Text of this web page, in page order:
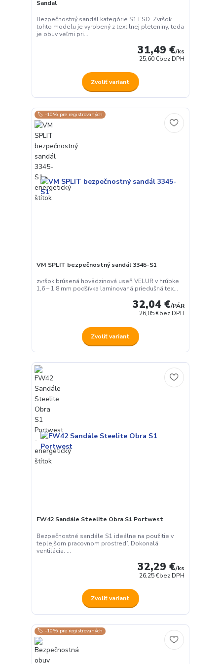
Sandal
Bezpečnostný sandál kategórie S1 ESD. Zvršok
tohto modelu je vyrobený z textilnej pleteniny, teda
je obuv veľmi pri...
31,49 €/ks
25,60 €bez DPH
Zvoliť variant
🏷️ -10% pre registrovaných
VM SPLIT bezpečnostný sandál 3345-S1
zvršok brúsená hovädzinová useň VELUR v hrúbke
1,6 – 1,8 mm podšívka laminovaná priedušná tex...
32,04 €/PÁR
26,05 €bez DPH
Zvoliť variant
FW42 Sandále Steelite Obra S1 Portwest
Bezpečnostné sandále S1 ideálne na použitie v
teplejšom pracovnom prostredí. Dokonalá
ventilácia. ...
32,29 €/ks
26,25 €bez DPH
Zvoliť variant
🏷️ -10% pre registrovaných